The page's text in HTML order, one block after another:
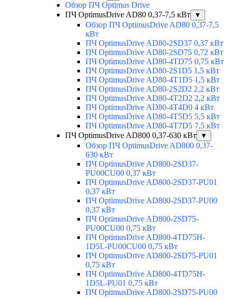
Обзор ПЧ Optimus Drive
ПЧ OptimusDrive AD80 0,37-7,5 кВт
▼
Обзор ПЧ OptimusDrive AD80 0,37-7,5
кВт
ПЧ OptimusDrive AD80-2SD37 0,37 кВт
ПЧ OptimusDrive AD80-2SD75 0,72 кВт
ПЧ OptimusDrive AD80-4TD75 0,75 кВт
ПЧ OptimusDrive AD80-2S1D5 1,5 кВт
ПЧ OptimusDrive AD80-4T1D5 1,5 кВт
ПЧ OptimusDrive AD80-2S2D2 2,2 кВт
ПЧ OptimusDrive AD80-4T2D2 2,2 кВт
ПЧ OptimusDrive AD80-4T4D0 4 кВт
ПЧ OptimusDrive AD80-4T5D5 5,5 кВт
ПЧ OptimusDrive AD80-4T7D5 7,5 кВт
ПЧ OptimusDrive AD800 0,37-630 кВт
▼
Обзор ПЧ OptimusDrive AD800 0,37-
630 кВт
ПЧ OptimusDrive AD800-2SD37-
PU00CU00 0,37 кВт
ПЧ OptimusDrive AD800-2SD37-PU01
0,37 кВт
ПЧ OptimusDrive AD800-2SD37-PU00
0,37 кВт
ПЧ OptimusDrive AD800-2SD75-
PU00CU00 0,75 кВт
ПЧ OptimusDrive AD800-4TD75H-
1D5L-PU00CU00 0,75 кВт
ПЧ OptimusDrive AD800-2SD75-PU01
0,75 кВт
ПЧ OptimusDrive AD800-4TD75H-
1D5L-PU01 0,75 кВт
ПЧ OptimusDrive AD800-2SD75-PU00